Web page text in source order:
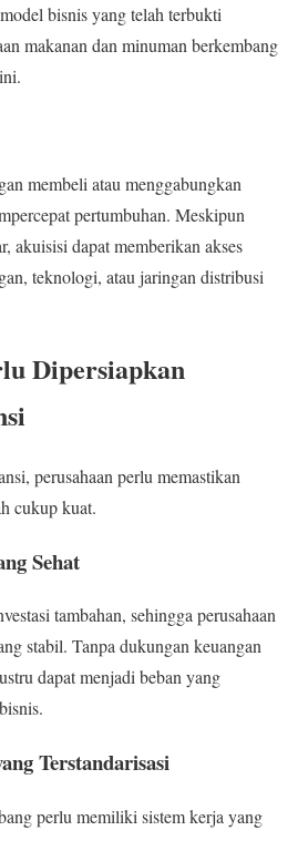
bisnis yang telah terbukti
makanan dan minuman berkembang
membeli atau menggabungkan
pertumbuhan. Meskipun
akuisisi dapat memberikan akses
teknologi, atau jaringan distribusi
Dipersiapkan
perusahaan perlu memastikan
cukup kuat.
Sehat
tambahan, sehingga perusahaan
stabil. Tanpa dukungan keuangan
dapat menjadi beban yang
Terstandarisasi
perlu memiliki sistem kerja yang